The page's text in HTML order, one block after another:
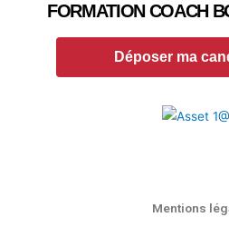
FORMATION COACH
Déposer ma
Mentions